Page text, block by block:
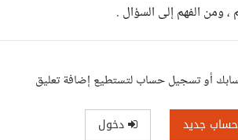
، ومن الفهم إلى السؤال .
أو تسجيل حساب لتستطيع إضافة تعليق
حساب جديد دخول